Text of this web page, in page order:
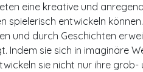
eine kreative und
spielerisch entwickeln
und durch Geschichten
Indem sie sich in imaginäre
sie nicht nur ihre